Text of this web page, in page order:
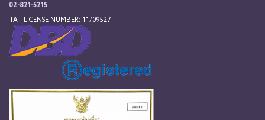
02-821-5215
TAT LICENSE NUMBER: 11/09527